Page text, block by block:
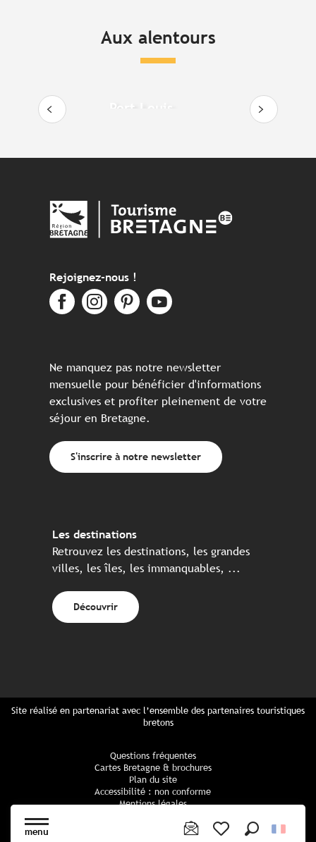
menu
Aux alentours
Port Louis
Rejoignez-nous !
Ne manquez pas notre newsletter
mensuelle pour bénéficier d'informations
exclusives et profiter pleinement de votre
séjour en Bretagne.
S'inscrire à notre newsletter
Les destinations
Retrouvez les destinations, les grandes
villes, les îles, les immanquables, ...
Découvrir
Site réalisé en partenariat avec l’ensemble des partenaires touristiques
bretons
Questions fréquentes
Cartes Bretagne & brochures
Plan du site
Accessibilité : non conforme
Mentions légales
Politique cookies
Paramètres des cookies